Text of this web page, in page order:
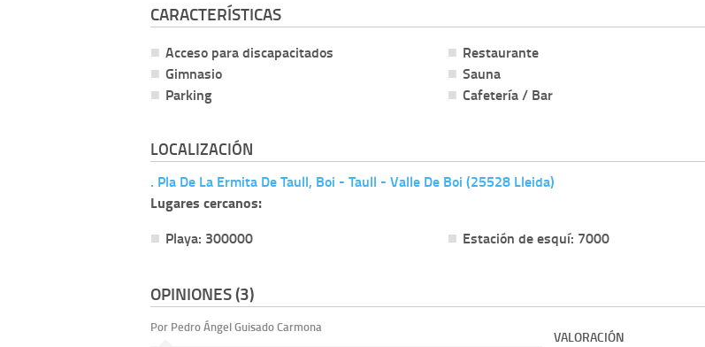
CARACTERÍSTICAS
Acceso para discapacitados
Gimnasio
Parking
Restaurante
Sauna
Cafetería / Bar
LOCALIZACIÓN
. Pla De La Ermita De Taull, Boi - Taull - Valle De Boi (25528 Lleida)
Lugares cercanos:
Playa: 300000
Estación de esquí: 7000
OPINIONES (3)
Por Pedro Ángel Guisado Carmona
VALORACIÓN